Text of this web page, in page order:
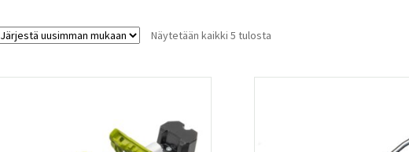
Näytetään kaikki 5 tulostaSorted